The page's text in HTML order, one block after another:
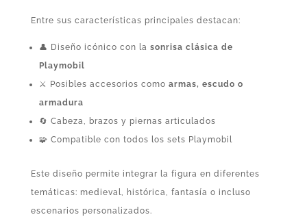
Entre sus características principales destacan:
👤 Diseño icónico con la sonrisa clásica de
Playmobil
⚔️ Posibles accesorios como armas, escudo o
armadura
🔄 Cabeza, brazos y piernas articulados
🧩 Compatible con todos los sets Playmobil
Este diseño permite integrar la figura en diferentes
temáticas: medieval, histórica, fantasía o incluso
escenarios personalizados.